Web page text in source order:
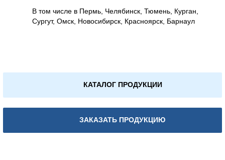
В том числе в Пермь, Челябинск, Тюмень, Курган,
Сургут, Омск, Новосибирск, Красноярск, Барнаул
КАТАЛОГ ПРОДУКЦИИ
ЗАКАЗАТЬ ПРОДУКЦИЮ